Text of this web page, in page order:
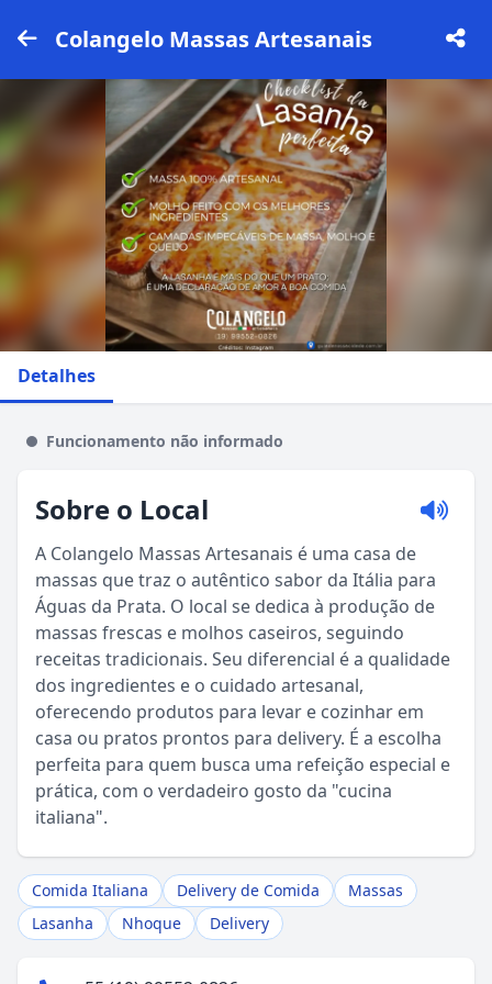
Colangelo Massas Artesanais
Detalhes
Funcionamento não informado
Sobre o Local
A Colangelo Massas Artesanais é uma casa de
massas que traz o autêntico sabor da Itália para
Águas da Prata. O local se dedica à produção de
massas frescas e molhos caseiros, seguindo
receitas tradicionais. Seu diferencial é a qualidade
dos ingredientes e o cuidado artesanal,
oferecendo produtos para levar e cozinhar em
casa ou pratos prontos para delivery. É a escolha
perfeita para quem busca uma refeição especial e
prática, com o verdadeiro gosto da "cucina
italiana".
Comida Italiana Delivery de Comida
Massas
Lasanha
Nhoque Delivery
Sou Turista em Águas da Prata
Sou Morador